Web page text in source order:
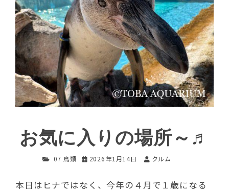
お気に入りの場所～♬
07 鳥類 2026年1月14日 クルム
本日はヒナではなく、今年の４月で１歳になる